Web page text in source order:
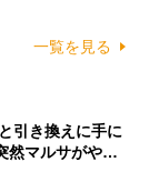
一覧を見る
引き換えに手に
然マルサがや…